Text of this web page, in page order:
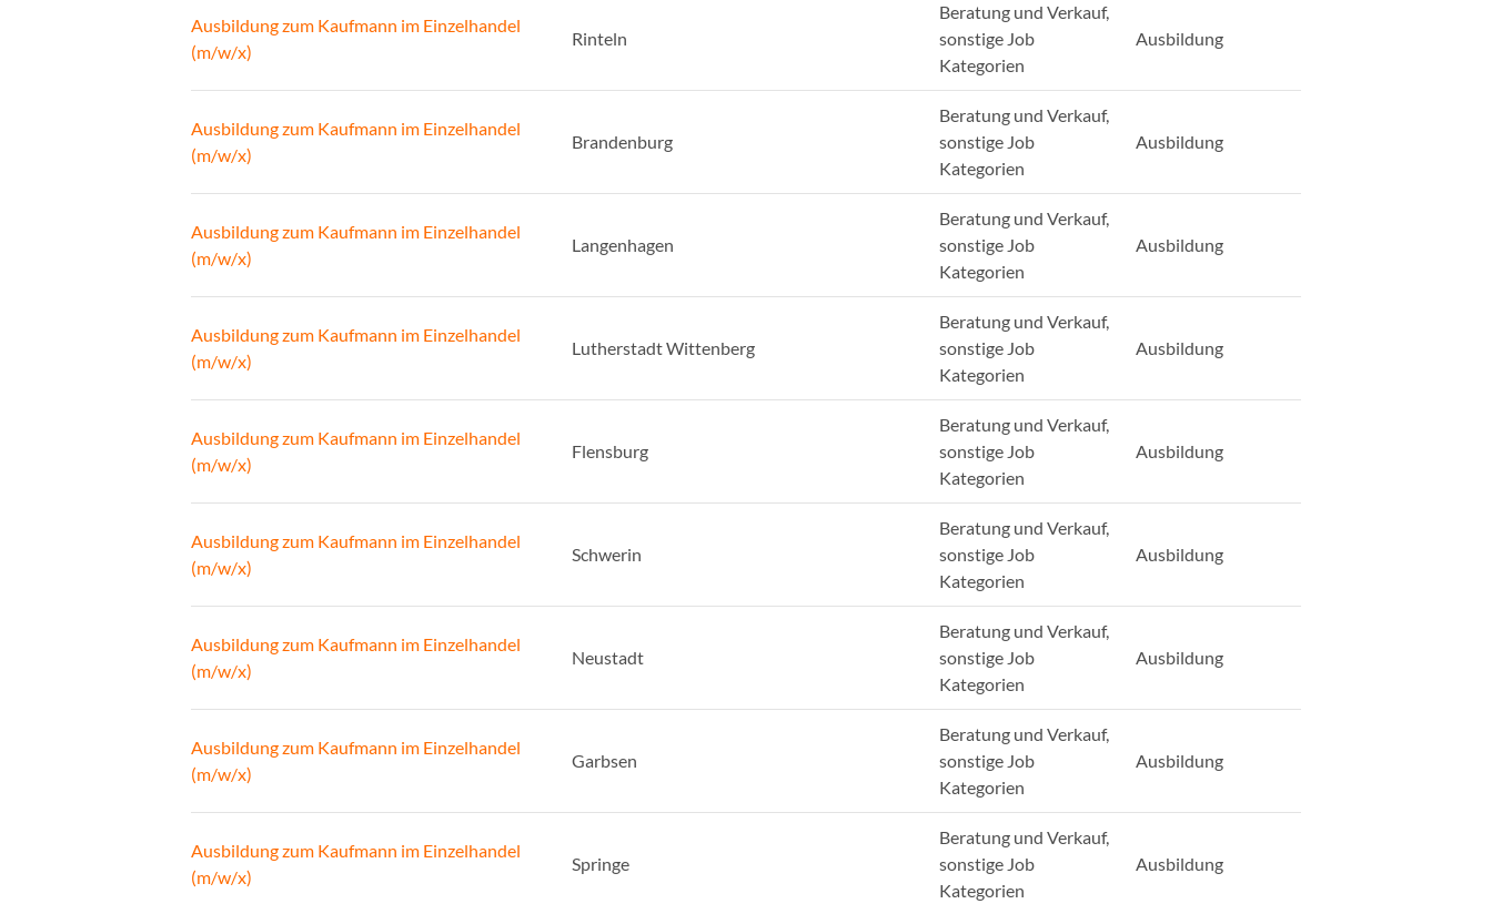
Ausbildung zum Kaufmann im Einzelhandel
(m/w/x)
Rinteln
Beratung und Verkauf,
sonstige Job
Kategorien
Ausbildung
Ausbildung zum Kaufmann im Einzelhandel
(m/w/x)
Brandenburg
Beratung und Verkauf,
sonstige Job
Kategorien
Ausbildung
Ausbildung zum Kaufmann im Einzelhandel
(m/w/x)
Langenhagen
Beratung und Verkauf,
sonstige Job
Kategorien
Ausbildung
Ausbildung zum Kaufmann im Einzelhandel
(m/w/x)
Lutherstadt Wittenberg
Beratung und Verkauf,
sonstige Job
Kategorien
Ausbildung
Ausbildung zum Kaufmann im Einzelhandel
(m/w/x)
Flensburg
Beratung und Verkauf,
sonstige Job
Kategorien
Ausbildung
Ausbildung zum Kaufmann im Einzelhandel
(m/w/x)
Schwerin
Beratung und Verkauf,
sonstige Job
Kategorien
Ausbildung
Ausbildung zum Kaufmann im Einzelhandel
(m/w/x)
Neustadt
Beratung und Verkauf,
sonstige Job
Kategorien
Ausbildung
Ausbildung zum Kaufmann im Einzelhandel
(m/w/x)
Garbsen
Beratung und Verkauf,
sonstige Job
Kategorien
Ausbildung
Ausbildung zum Kaufmann im Einzelhandel
(m/w/x)
Springe
Beratung und Verkauf,
sonstige Job
Kategorien
Ausbildung